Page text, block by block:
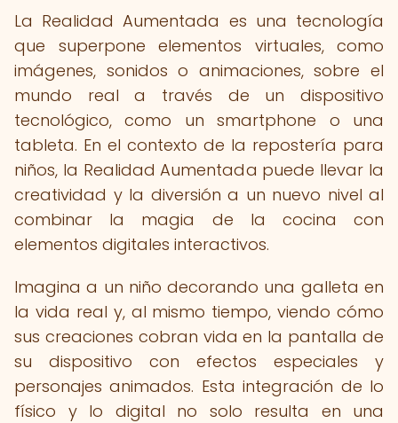
La Realidad Aumentada es una tecnología
que superpone elementos virtuales, como
imágenes, sonidos o animaciones, sobre el
mundo real a través de un dispositivo
tecnológico, como un smartphone o una
tableta. En el contexto de la repostería para
niños, la Realidad Aumentada puede llevar la
creatividad y la diversión a un nuevo nivel al
combinar la magia de la cocina con
elementos digitales interactivos.
Imagina a un niño decorando una galleta en
la vida real y, al mismo tiempo, viendo cómo
sus creaciones cobran vida en la pantalla de
su dispositivo con efectos especiales y
personajes animados. Esta integración de lo
físico y lo digital no solo resulta en una